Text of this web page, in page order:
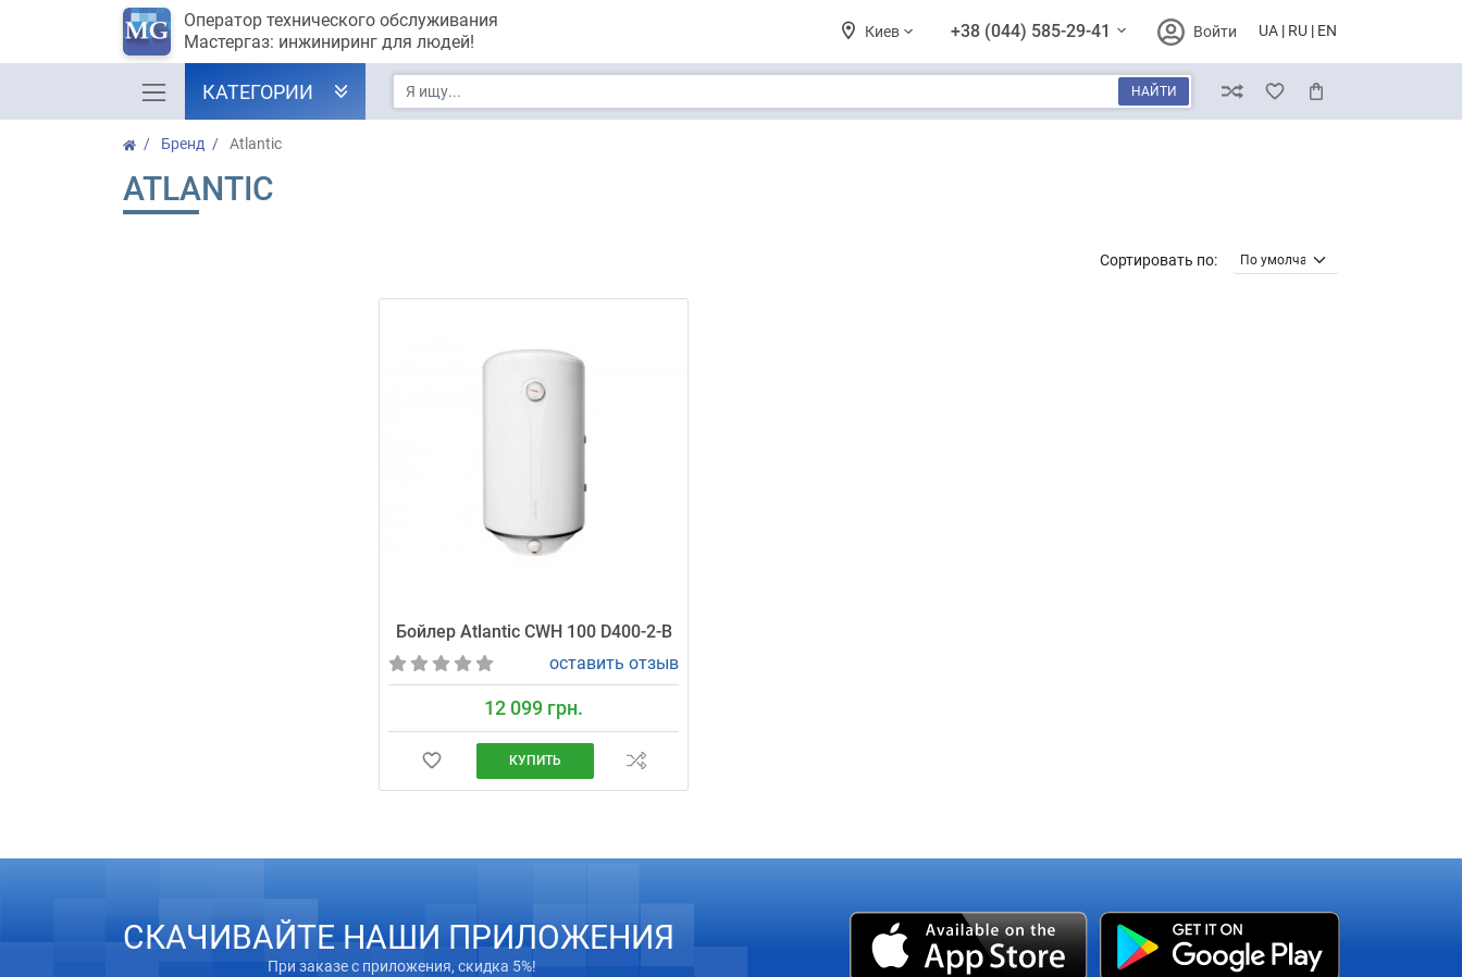
Оператор технического обслуживания
Мастергаз: инжиниринг для людей!
Киев +38 (044) 585-29-41 Войти UA RU EN
КАТЕГОРИИ НАЙТИ СравнениеИзбранноеКорзина
Бренд Atlantic
ATLANTIC
Сортировать по:
Бойлер Atlantic CWH 100 D400-2-B
оставить отзыв
12 099 грн.
КУПИТЬ
СКАЧИВАЙТЕ НАШИ ПРИЛОЖЕНИЯ
При заказе с приложения, скидка 5%!